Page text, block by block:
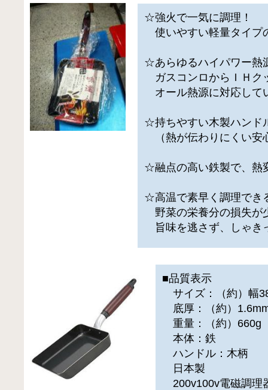
☆強火で一気に調理！
使いやすい軽量タイプ
☆あらゆるハイパワー熱
ガスコンロからＩＨク
オール熱源に対応して
☆持ちやすい木製ハンド
（熱が伝わりにくい安
☆融点の高い鉄製で、熱
☆高温で素早く調理でき
野菜の栄養分の損失が
旨味を逃さず、しゃき
■品質表示
サイズ：（約）幅
底厚：（約）
重量：（約）660g
本体：鉄
ハンドル：木柄
日本製
200v100v電磁調理